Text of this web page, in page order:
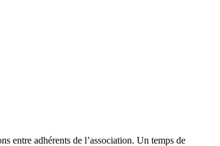
entre adhérents de l’association. Un temps de